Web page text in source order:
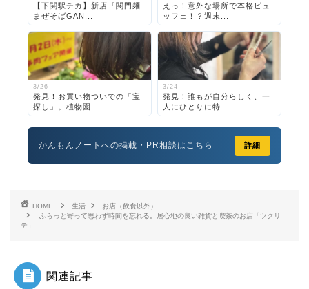
【下関駅チカ】新店『関門麺
まぜそばGAN...
えっ！意外な場所で本格ビュ
ッフェ！？週末...
3/26
発見！お買い物ついでの「宝
探し」。植物園...
3/24
発見！誰もが自分らしく、一
人にひとりに特...
かんもんノートへの掲載・PR相談はこちら 詳細
HOME 生活
お店（飲食以外）
ふらっと寄って思わず時間を忘れる。居心地の良い雑貨と喫茶のお店「ツクリ
テ」
関連記事